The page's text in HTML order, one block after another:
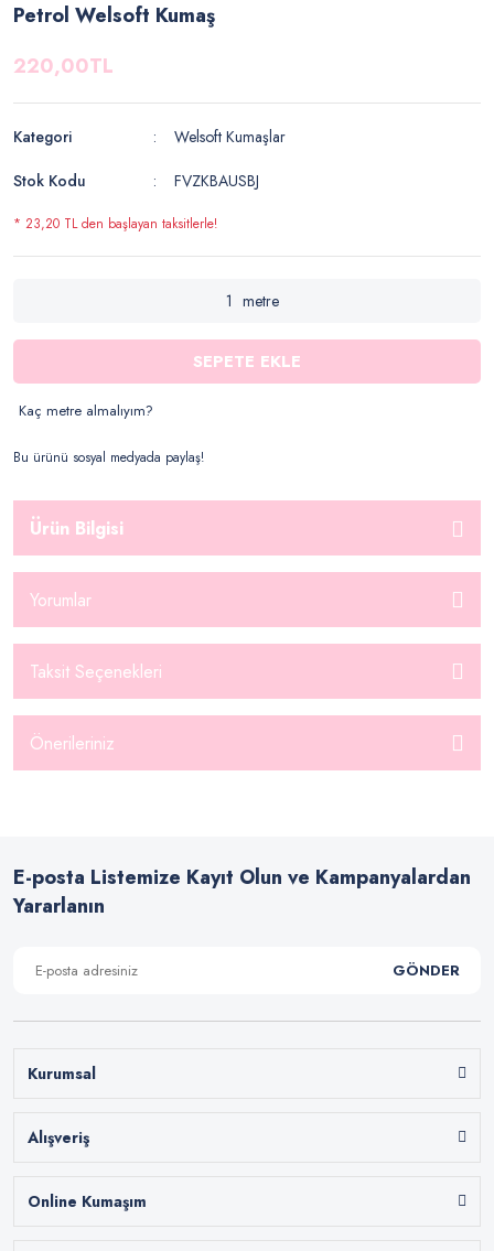
Petrol Welsoft Kumaş
220,00TL
Kategori
Welsoft Kumaşlar
Stok Kodu
FVZKBAUSBJ
* 23,20 TL den başlayan taksitlerle!
metre
SEPETE EKLE
Kaç metre almalıyım?
Bu ürünü sosyal medyada paylaş!
Ürün Bilgisi
Yorumlar
Taksit Seçenekleri
Önerileriniz
E-posta Listemize Kayıt Olun ve Kampanyalardan
Yararlanın
GÖNDER
Kurumsal
Alışveriş
Online Kumaşım